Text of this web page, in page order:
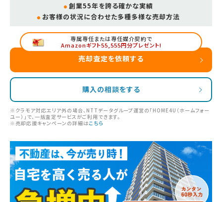
創業55年を誇る確かな実績
お客様の状況に合わせた多種多様な売却方法
専属専任または専任媒介契約で
Amazonギフト55,555円分プレゼント!
売却査定を依頼する
購入の相談をする
※クラモア対応エリア外の場合、NTTデータグループ運営の「HOME4U（ホームフォー
ユー）」で、一括査定サービスがご利用できます。
※売却応援キャンペーンの詳細はこちら